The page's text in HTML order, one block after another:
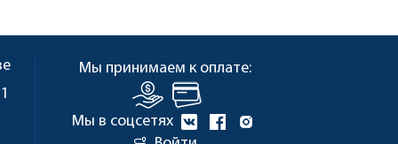
Мы принимаем к оплате:
Мы в соцсетях